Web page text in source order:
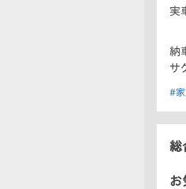
実
納
サ
#家
総
お